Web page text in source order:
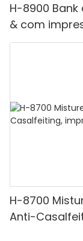
H-8900
& com
mista, luz
H-8700
Anti-